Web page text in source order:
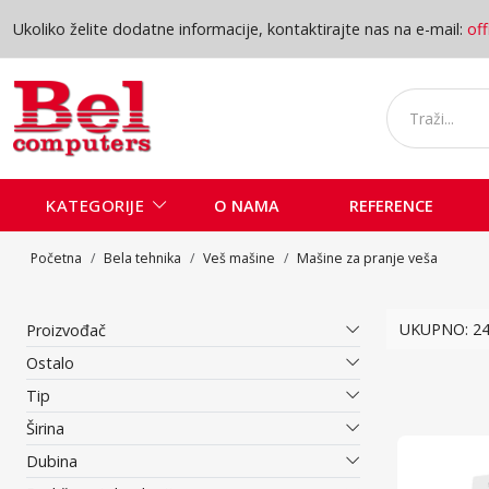
Ukoliko želite dodatne informacije, kontaktirajte nas na e-mail:
KATEGORIJE O NAMA REFERENCE
Početna Bela tehnika Veš mašine Mašine za pranje veša
Proizvođač
Ostalo
Tip
Širina
Dubina
UKUPNO: 24